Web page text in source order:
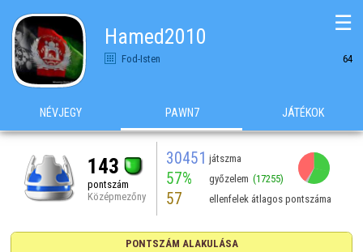
Hamed2010
Fod-Isten 64
☰
NÉVJEGY PAWN7 JÁTÉKOK
143
pontszám
Középmezőny
30451 játszma
57% győzelem (17255)
57 ellenfelek átlagos pontszáma
PONTSZÁM ALAKULÁSA